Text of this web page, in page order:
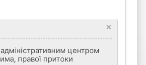
×
центром
правої притоки